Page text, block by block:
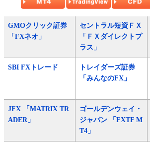
GMOクリック証券
「FXネオ」
セントラル短資ＦＸ
「ＦＸダイレクトプ
ラス」
SBI FXトレード
トレイダーズ証券
「みんなのFX」
JFX 「MATRIX TR
ADER」
ゴールデンウェイ・
ジャパン 「FXTF M
T4」